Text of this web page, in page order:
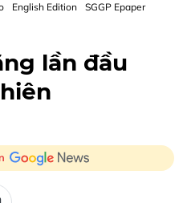
English Edition SGGP Epaper
lần đầu